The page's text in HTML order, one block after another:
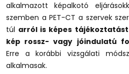
alkalmazott képalkotó
szemben a PET-CT a szervek
túl arról is képes
kép rossz- vagy jóindulatú
Erre a korábbi vizsgálati
alkalmasak.